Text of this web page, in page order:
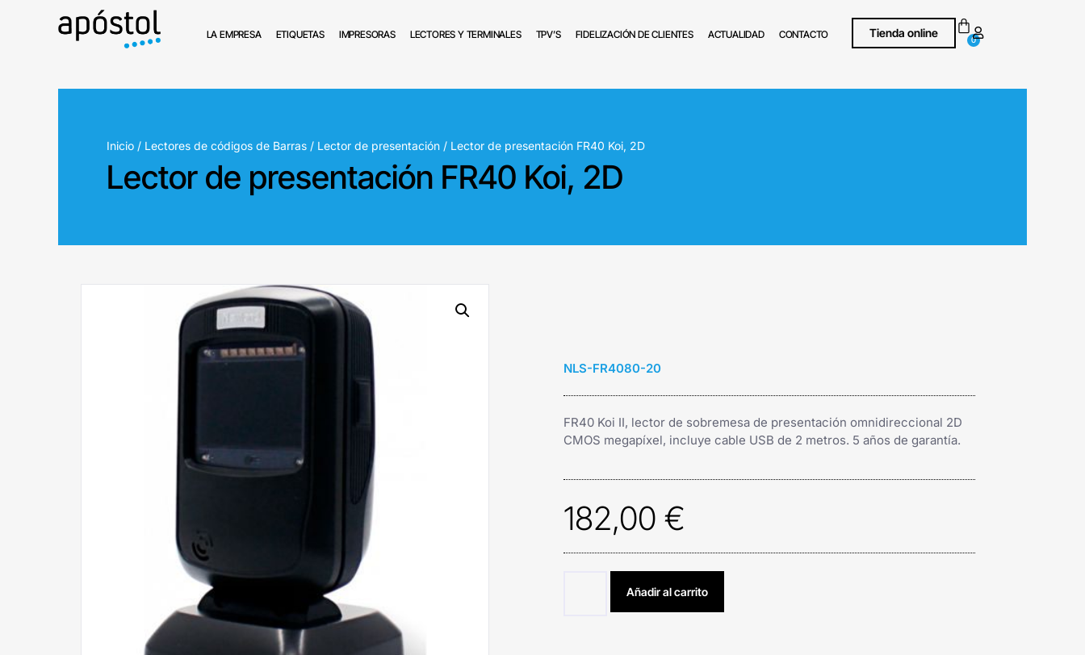
LA EMPRESA ETIQUETAS IMPRESORAS LECTORES Y TERMINALES TPV’S FIDELIZACIÓN DE CLIENTES ACTUALIDAD CONTACTO Tienda online 0
Inicio / Lectores de códigos de Barras / Lector de presentación / Lector de presentación FR40 Koi, 2D
Lector de presentación FR40 Koi, 2D
NLS-FR4080-20
FR40 Koi II, lector de sobremesa de presentación omnidireccional 2D
CMOS megapíxel, incluye cable USB de 2 metros. 5 años de garantía.
182,00 €
Añadir al carrito